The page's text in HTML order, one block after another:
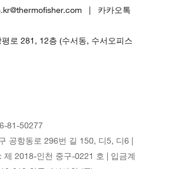
| 카카오톡
로 281, 12층 (수서동, 수서오피스
81-50277
공항동로 296번 길 150, 디5, 디6 |
제 2018-인천 중구-0221 호 | 입금계